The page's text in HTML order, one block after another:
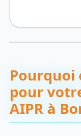
Pourquoi
pour
AIPR à